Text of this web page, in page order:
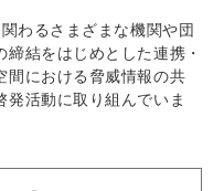
わるさまざまな機関や団
結をはじめとした連携・
間における脅威情報の共
活動に取り組んでいま